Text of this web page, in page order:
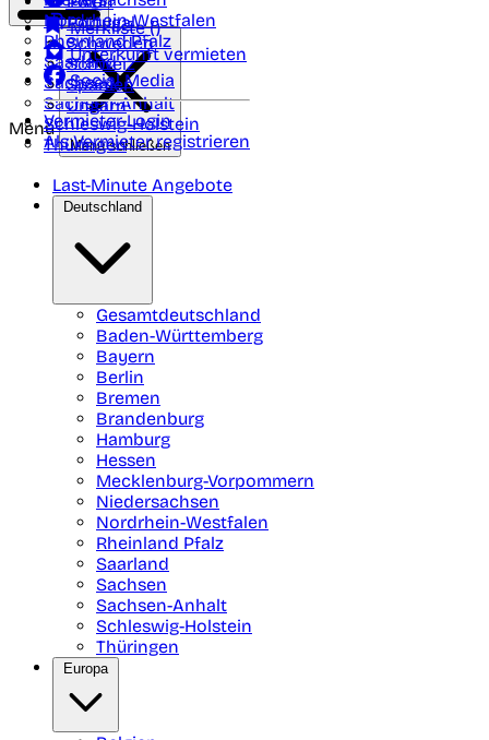
Nordrhein-Westfalen
Rheinland Pfalz
Saarland
Sachsen
Sachsen-Anhalt
Schleswig-Holstein
Thüringen
Portugal
Schweden
Schweiz
Spanien
Ungarn
Merkliste ()
Unterkunft vermieten
Social Media
Vermieter-Login
Als Vermieter registrieren
Menü
Menü schließen
Last-Minute Angebote
Deutschland
Gesamtdeutschland
Baden-Württemberg
Bayern
Berlin
Bremen
Brandenburg
Hamburg
Hessen
Mecklenburg-Vorpommern
Niedersachsen
Nordrhein-Westfalen
Rheinland Pfalz
Saarland
Sachsen
Sachsen-Anhalt
Schleswig-Holstein
Thüringen
Europa